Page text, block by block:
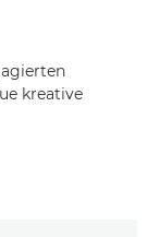
kreative